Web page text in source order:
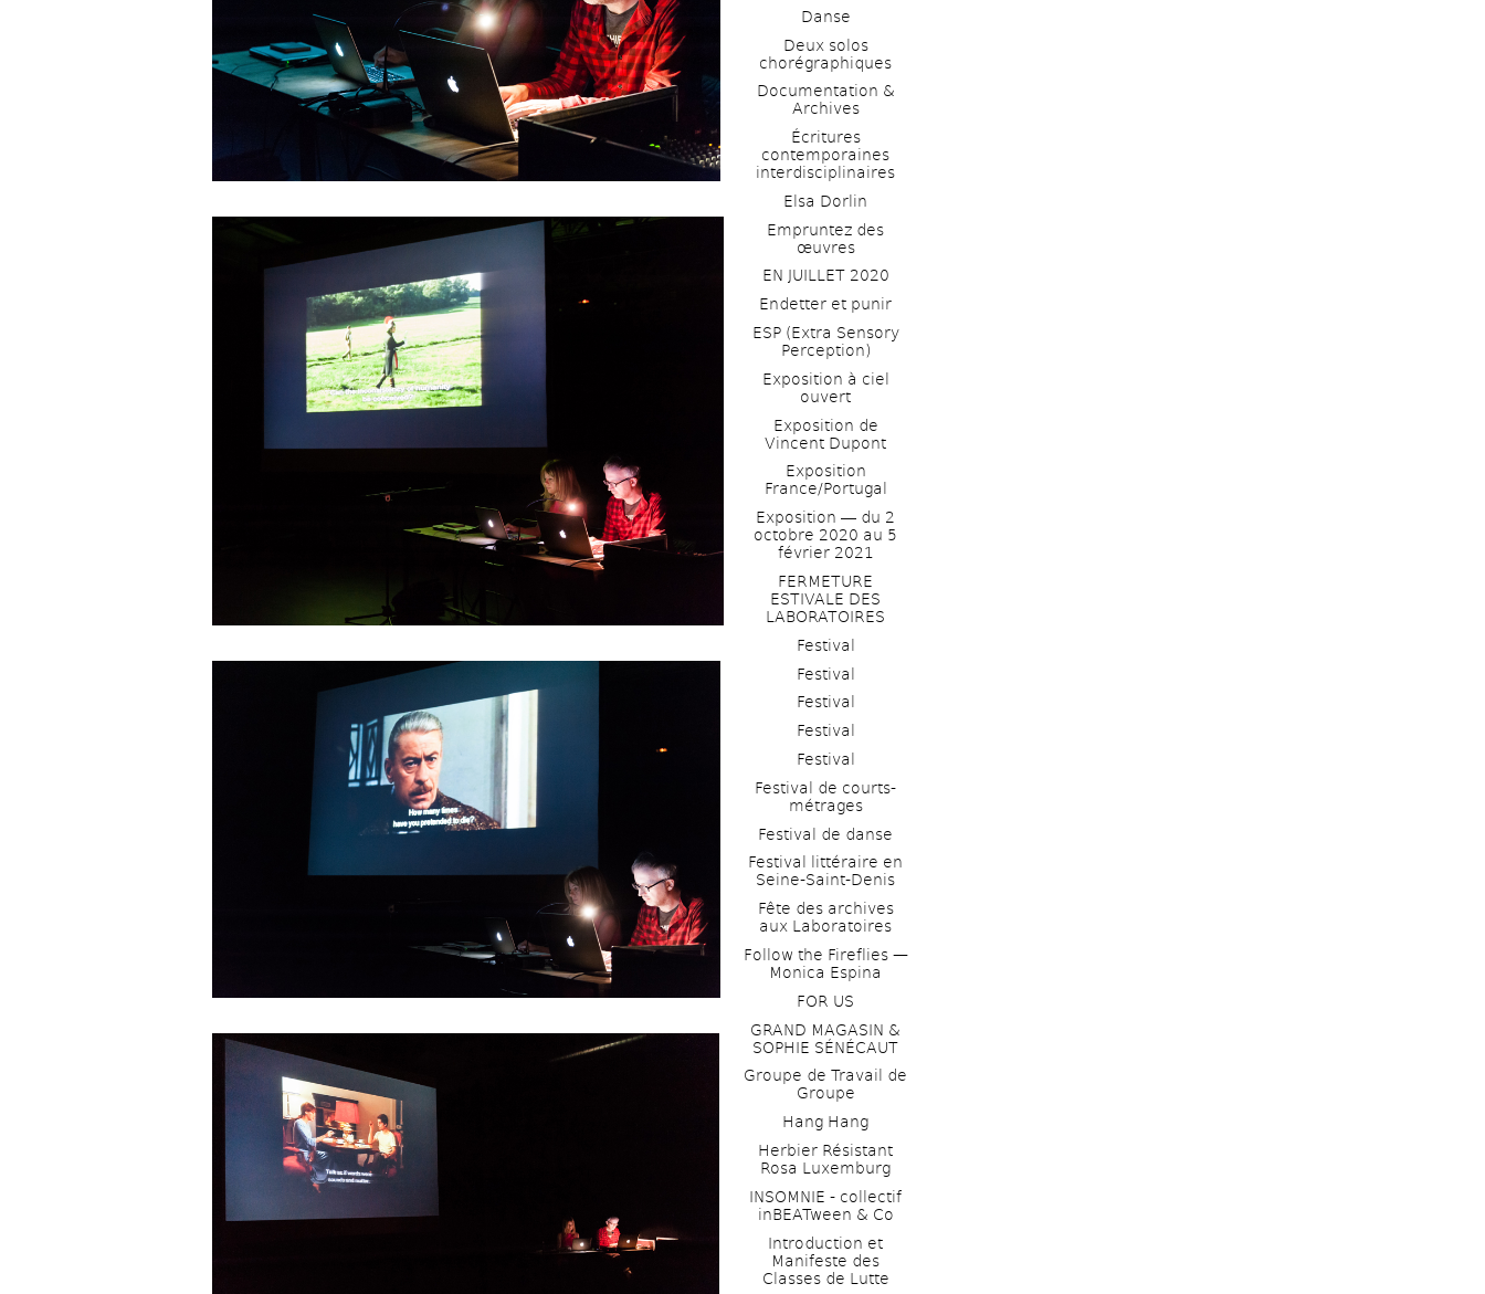
Danse
Deux solos
chorégraphiques
Documentation &
Archives
Écritures
contemporaines
interdisciplinaires
Elsa Dorlin
Empruntez des
œuvres
EN JUILLET 2020
Endetter et punir
ESP (Extra Sensory
Perception)
Exposition à ciel
ouvert
Exposition de
Vincent Dupont
Exposition
France/Portugal
Exposition ― du 2
octobre 2020 au 5
février 2021
FERMETURE
ESTIVALE DES
LABORATOIRES
Festival
Festival
Festival
Festival
Festival
Festival de courts-
métrages
Festival de danse
Festival littéraire en
Seine-Saint-Denis
Fête des archives
aux Laboratoires
Follow the Fireflies —
Monica Espina
FOR US
GRAND MAGASIN &
SOPHIE SÉNÉCAUT
Groupe de Travail de
Groupe
Hang Hang
Herbier Résistant
Rosa Luxemburg
INSOMNIE - collectif
inBEATween & Co
Introduction et
Manifeste des
Classes de Lutte